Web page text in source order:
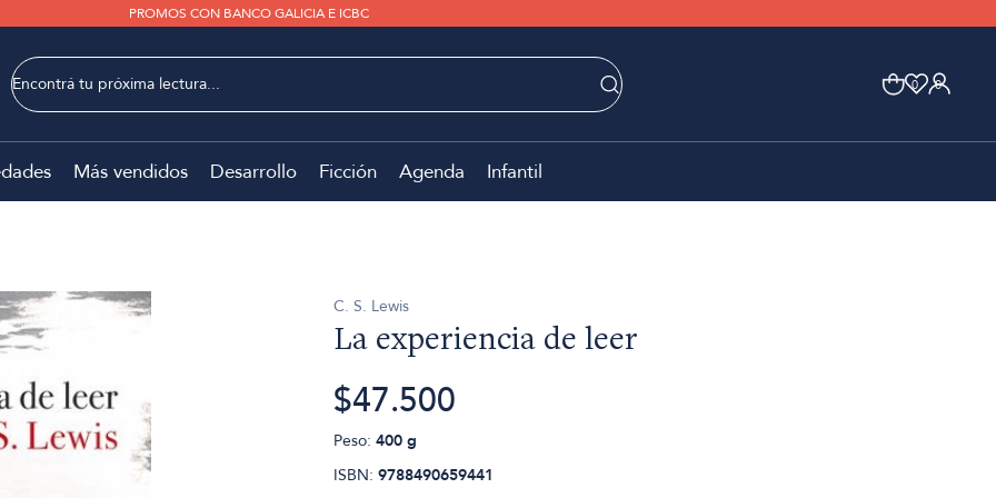
PROMOS CON BANCO GALICIA E ICBC
0 0
Más vendidos Desarrollo Ficción Agenda Infantil
C. S. Lewis
La experiencia de leer
$47.500
Peso: 400 g
ISBN: 9788490659441